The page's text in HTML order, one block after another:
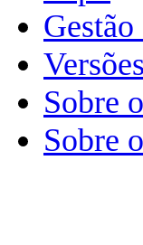
Sobre
Sobre